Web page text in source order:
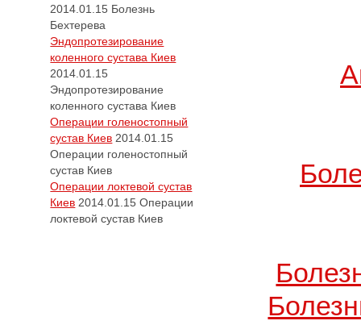
2014.01.15 Болезнь
Бехтерева
Эндопротезирование
коленного сустава Киев
2014.01.15
Эндопротезирование
коленного сустава Киев
Операции голеностопный
сустав Киев 2014.01.15
Операции голеностопный
сустав Киев
Операции локтевой сустав
Киев 2014.01.15 Операции
локтевой сустав Киев